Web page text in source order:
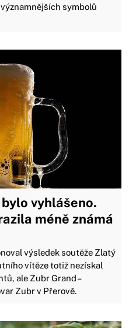
symbolů
vyhlášeno.
méně známá
výsledek soutěže Zlatý
vítěze totiž nezískal
ale Zubr Grand –
Zubr v Přerově.